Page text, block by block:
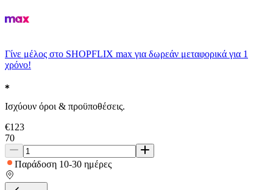
Γίνε μέλος στο SHOPFLIX max για δωρεάν μεταφορικά για 1
χρόνο!
Ισχύουν όροι & προϋποθέσεις.
€123
70
Παράδοση 10-30 ημέρες